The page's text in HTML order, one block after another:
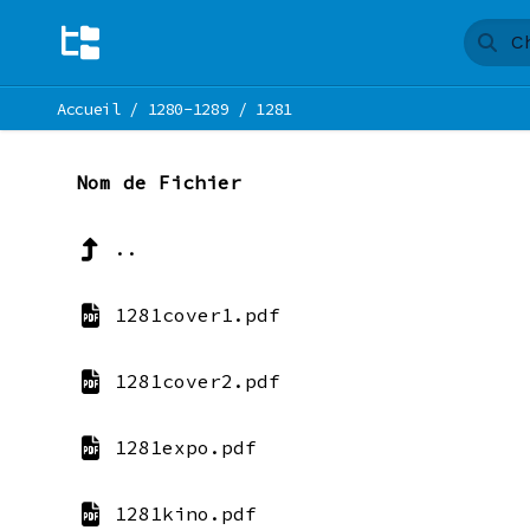
Accueil/ 1280-1289 / 1281
Nom de Fichier
..
1281cover1.pdf
1281cover2.pdf
1281expo.pdf
1281kino.pdf